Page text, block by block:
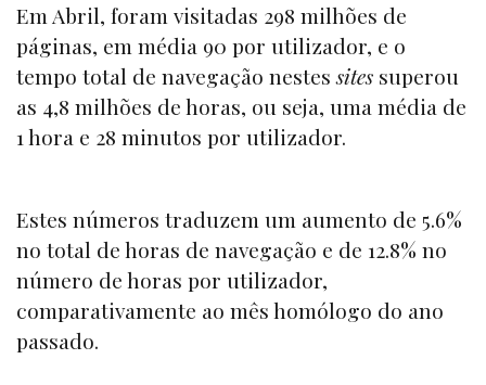
Em Abril, foram visitadas 298 milhões de
páginas, em média 90 por utilizador, e o
tempo total de navegação nestessites superou
as 4,8 milhões de horas, ou seja, uma média de
1 hora e 28 minutos por utilizador.
Estes números traduzem um aumento de 5.6%
no total de horas de navegação e de 12.8% no
número de horas por utilizador,
comparativamente ao mês homólogo do ano
passado.